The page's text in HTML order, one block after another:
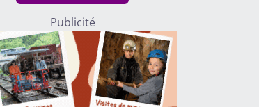
Publicité